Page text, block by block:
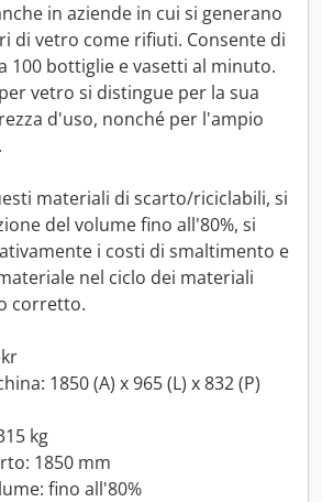
in aziende in cui si generano
di vetro come rifiuti. Consente di
100 bottiglie e vasetti al minuto.
vetro si distingue per la sua
d'uso, nonché per l'ampio
materiali di scarto/riciclabili, si
del volume fino all'80%, si
i costi di smaltimento e
nel ciclo dei materiali
corretto.
1850 (A) x 965 (L) x 832 (P)
kg
1850 mm
fino all'80%